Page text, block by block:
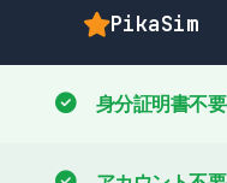
PikaSim
身分証明書不要